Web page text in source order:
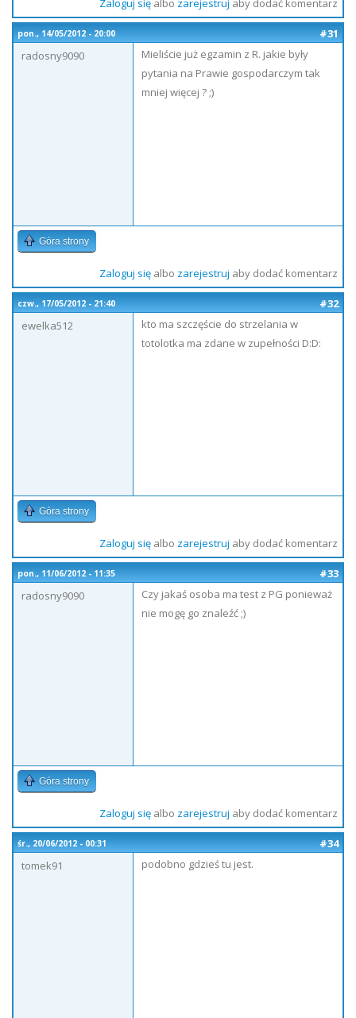
Zaloguj sięalbo zarejestruj aby dodać komentarz
pon., 14/05/2012 - 20:00
#31
radosny9090
Mieliście już egzamin z R. jakie były
pytania na Prawie gospodarczym tak
mniej więcej ? ;)
Góra strony
Zaloguj sięalbo zarejestruj aby dodać komentarz
czw., 17/05/2012 - 21:40
#32
ewelka512
kto ma szczęście do strzelania w
totolotka ma zdane w zupełności D:D:
Góra strony
Zaloguj sięalbo zarejestruj aby dodać komentarz
pon., 11/06/2012 - 11:35
#33
radosny9090
Czy jakaś osoba ma test z PG ponieważ
nie mogę go znaleźć ;)
Góra strony
Zaloguj sięalbo zarejestruj aby dodać komentarz
śr., 20/06/2012 - 00:31
#34
tomek91
podobno gdzieś tu jest.